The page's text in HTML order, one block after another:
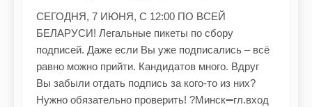
СЕГОДНЯ, 7 ИЮНЯ, С 12:00 ПО ВСЕЙ
БЕЛАРУСИ! Легальные пикеты по сбору
подписей. Даже если Вы уже подписались – всё
равно можно прийти. Кандидатов много. Вдруг
Вы забыли отдать подпись за кого-то из них?
Нужно обязательно проверить! ?Минск➖гл.вход